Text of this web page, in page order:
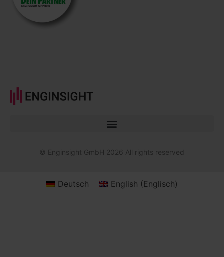
© Enginsight GmbH 2026 All rights reserved
Deutsch English (Englisch)